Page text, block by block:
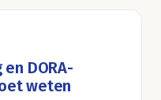
DORA-
weten